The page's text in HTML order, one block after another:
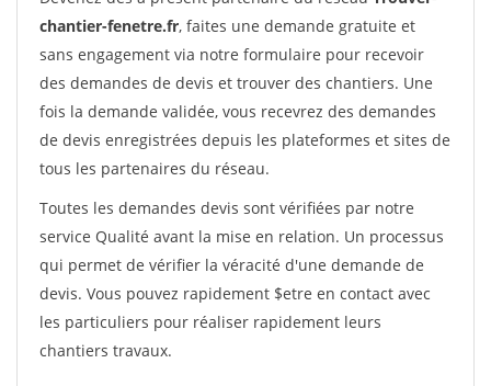
chantier-fenetre.fr, faites une demande gratuite et
sans engagement via notre formulaire pour recevoir
des demandes de devis et trouver des chantiers. Une
fois la demande validée, vous recevrez des demandes
de devis enregistrées depuis les plateformes et sites de
tous les partenaires du réseau.
Toutes les demandes devis sont vérifiées par notre
service Qualité avant la mise en relation. Un processus
qui permet de vérifier la véracité d'une demande de
devis. Vous pouvez rapidement $etre en contact avec
les particuliers pour réaliser rapidement leurs
chantiers travaux.